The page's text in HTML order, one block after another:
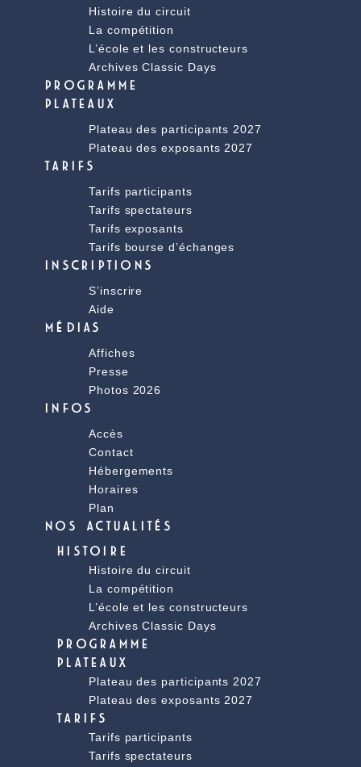
Histoire du circuit
La compétition
L’école et les constructeurs
Archives Classic Days
PROGRAMME
PLATEAUX
Plateau des participants 2027
Plateau des exposants 2027
TARIFS
Tarifs participants
Tarifs spectateurs
Tarifs exposants
Tarifs bourse d’échanges
INSCRIPTIONS
S’inscrire
Aide
MÉDIAS
Affiches
Presse
Photos 2026
INFOS
Accès
Contact
Hébergements
Horaires
Plan
NOS ACTUALITÉS
HISTOIRE
Histoire du circuit
La compétition
L’école et les constructeurs
Archives Classic Days
PROGRAMME
PLATEAUX
Plateau des participants 2027
Plateau des exposants 2027
TARIFS
Tarifs participants
Tarifs spectateurs